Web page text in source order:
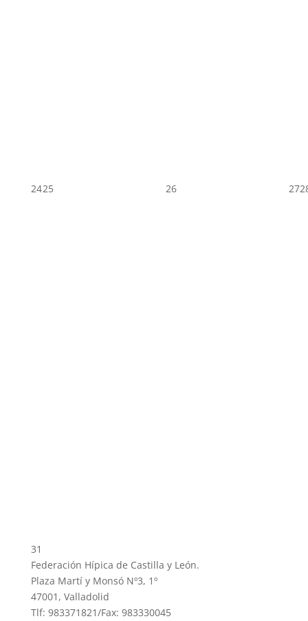
2425 26 27
31
Federación Hípica de Castilla y León.
Plaza Martí y Monsó Nº3, 1º
47001, Valladolid
Tlf: 983371821/Fax: 983330045